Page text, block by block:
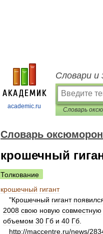
academic.ru
Словари и
Словарь
крошечный
Толкование
крошечный гигант
"Крошечный гигант
2008 свою новую совместную
объемом 30 Гб и 40 Гб
http://maccentre ru/news/